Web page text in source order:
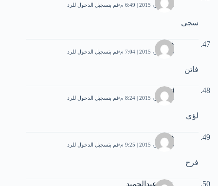
28 أكتوبر، 2015 | 6:49 م قم بتسجيل الدخول للرد
سجى
فاتن
28 أكتوبر، 2015 | 7:04 م قم بتسجيل الدخول للرد
فاتن
loai
28 أكتوبر، 2015 | 8:24 م قم بتسجيل الدخول للرد
لؤي
فرح
28 أكتوبر، 2015 | 9:25 م قم بتسجيل الدخول للرد
فرح
عماد عبدالحميد